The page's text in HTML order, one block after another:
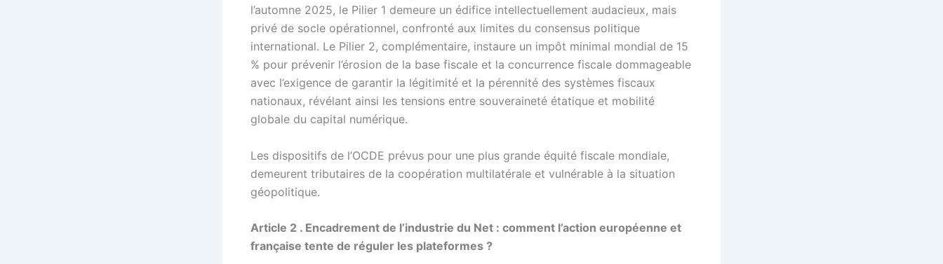
l’automne 2025, le Pilier 1 demeure un édifice intellectuellement audacieux, mais
privé de socle opérationnel, confronté aux limites du consensus politique
international. Le Pilier 2, complémentaire, instaure un impôt minimal mondial de 15
% pour prévenir l’érosion de la base fiscale et la concurrence fiscale dommageable
avec l’exigence de garantir la légitimité et la pérennité des systèmes fiscaux
nationaux, révélant ainsi les tensions entre souveraineté étatique et mobilité
globale du capital numérique.
Les dispositifs de l’OCDE prévus pour une plus grande équité fiscale mondiale,
demeurent tributaires de la coopération multilatérale et vulnérable à la situation
géopolitique.
Article 2 . Encadrement de l’industrie du Net : comment l’action européenne et
française tente de réguler les plateformes ?